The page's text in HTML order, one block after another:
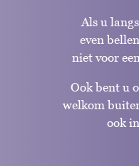
Als u
even
niet voor
Ook bent u
welkom
ook